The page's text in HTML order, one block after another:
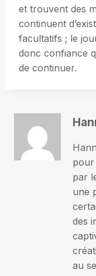
et trouvent des
continuent
facultatifs ; le
donc confiance
de continuer.
pour
par
une
des
au